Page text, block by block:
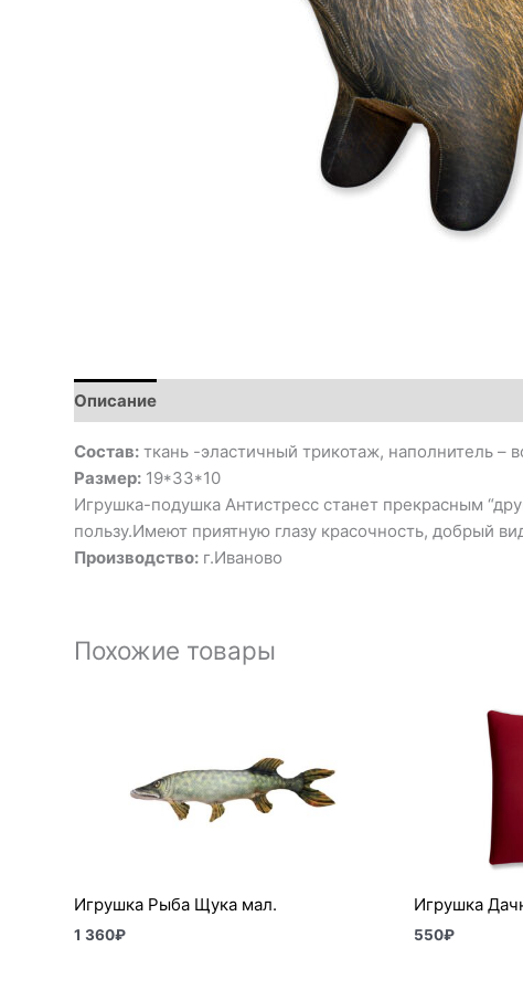
Описание
Состав: ткань -эластичный трикотаж, наполнитель –
Размер: 19*33*10
Игрушка-подушка Антистресс станет прекрасным
пользу.Имеют приятную глазу красочность, добрый
Производство: г.Иваново
Похожие товары
Игрушка Рыба Щука мал.
1 360₽
Игрушка
550₽